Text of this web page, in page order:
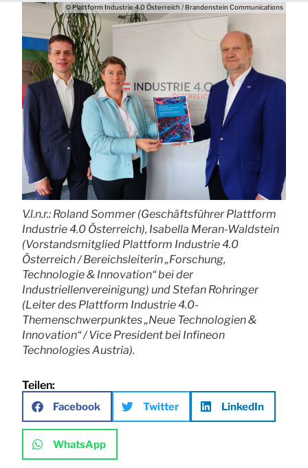
© Plattform Industrie 4.0 Österreich / Brandenstein Communications
V.l.n.r.: Roland Sommer (Geschäftsführer Plattform
Industrie 4.0 Österreich), Isabella Meran-Waldstein
(Vorstandsmitglied Plattform Industrie 4.0
Österreich / Bereichsleiterin „Forschung,
Technologie & Innovation“ bei der
Industriellenvereinigung) und Stefan Rohringer
(Leiter des Plattform Industrie 4.0-
Themenschwerpunktes „Neue Technologien &
Innovation“ / Vice President bei Infineon
Technologies Austria).
Teilen:
Facebook Twitter LinkedIn
WhatsApp